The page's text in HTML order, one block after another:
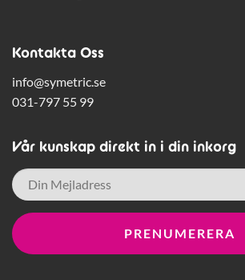
Kontakta Oss
info@symetric.se
031-797 55 99
Vår kunskap direkt in i din inkorg
E-
post *